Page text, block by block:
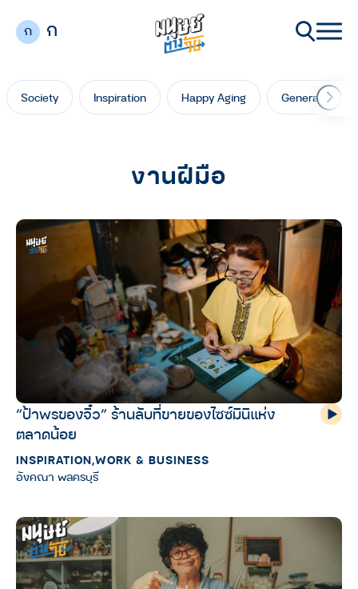
ก ก
Society Inspiration Happy Aging Generation
งานฝีมือ
“ป้าพรของจิ๋ว” ร้านลับที่ขายของไซซ์มินิแห่ง
ตลาดน้อย
INSPIRATION,WORK & BUSINESS
อังคณา พลครบุรี